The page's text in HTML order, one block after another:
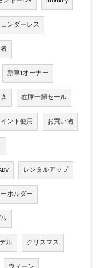
ンダーレス
新車1オーナー
在庫一掃セール
ント使用 お買い物
レンタルアップ
ホルダー
ル クリスマス